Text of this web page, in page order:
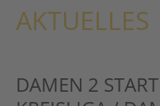
Kontakt
Shop
AKTUELLES
DAMEN 2